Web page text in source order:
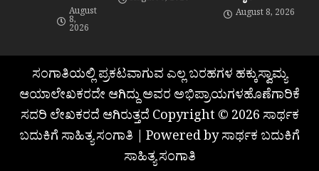
August
8,
2026
August 8, 2026
ಸಂಗಾತಿಯಲ್ಲಿ ಪ್ರಕಟವಾಗುವ ಎಲ್ಲ ಬರಹಗಳ ಹಕ್ಕುಸ್ವಾಮ್ಯ
ಆಯಾಲೇಖಕರದೇ ಆಗಿದ್ದು ಅವರ ಅಭಿಪ್ರಾಯಗಳಹೊಣೆಗಾರಿಕೆ
ಸದರಿ ಲೇಖಕರದೆ ಆಗಿರುತ್ತದೆ Copyright © 2026 ಸಾರ್ಥಕ
ಬದುಕಿಗೆ ಸಾಹಿತ್ಯ ಸಂಗಾತಿ | Powered by ಸಾರ್ಥಕ ಬದುಕಿಗೆ
ಸಾಹಿತ್ಯ ಸಂಗಾತಿ